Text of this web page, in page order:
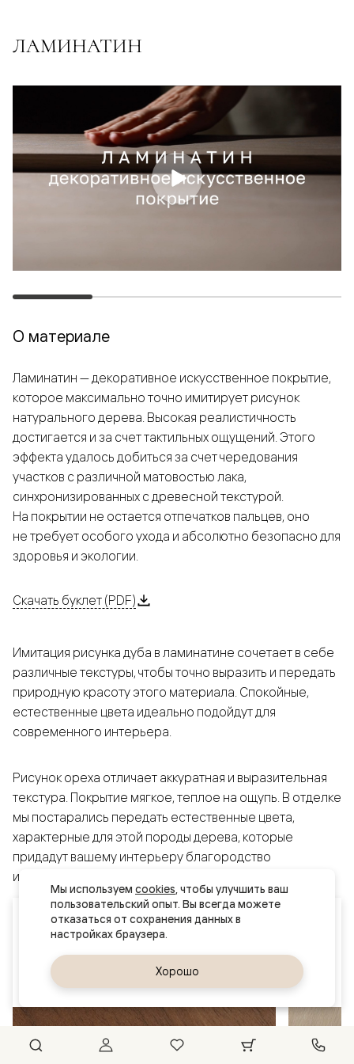
Ваш город
ЛАМИНАТИН
О материале
Ламинатин — декоративное искусственное покрытие,
которое максимально точно имитирует рисунок
натурального дерева. Высокая реалистичность
достигается и за счет тактильных ощущений. Этого
эффекта удалось добиться за счет чередования
участков с различной матовостью лака,
синхронизированных с древесной текстурой.
На покрытии не остается отпечатков пальцев, оно
не требует особого ухода и абсолютно безопасно для
здоровья и экологии.
Скачать буклет (PDF)
Имитация рисунка дуба в ламинатине сочетает в себе
различные текстуры, чтобы точно выразить и передать
природную красоту этого материала. Спокойные,
естественные цвета идеально подойдут для
современного интерьера.
Рисунок ореха отличает аккуратная и выразительная
текстура. Покрытие мягкое, теплое на ощупь. В отделке
мы постарались передать естественные цвета,
характерные для этой породы дерева, которые
придадут вашему интерьеру благородство
и выразительность.
Мы используем cookies, чтобы улучшить ваш
пользовательский опыт. Вы всегда можете
отказаться от сохранения данных в
Хорошо